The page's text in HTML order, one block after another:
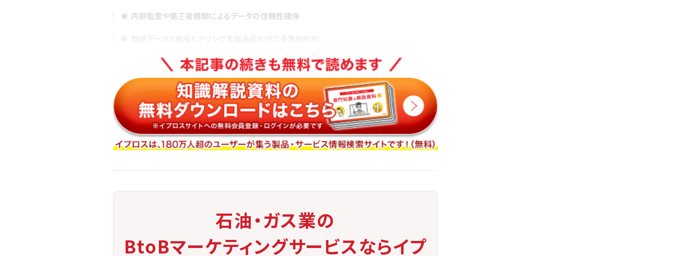
◉ 内部監査や第三者機関によるデータの信頼性確保
これらの施策により、ベンチマーキングが単なる「競争評価」ではなく、
「学びと変革のプロセス」として機能するようになります。
石油・ガス業の
BtoBマーケティングサービスならイプ